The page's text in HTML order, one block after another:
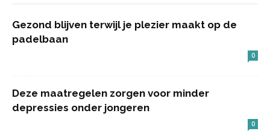
Gezond blijven terwijl je plezier maakt op de
padelbaan
0
Deze maatregelen zorgen voor minder
depressies onder jongeren
0